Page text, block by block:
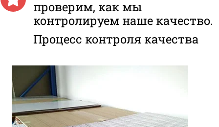
проверим, как мы
контролируем наше качество.
Процесс контроля качества